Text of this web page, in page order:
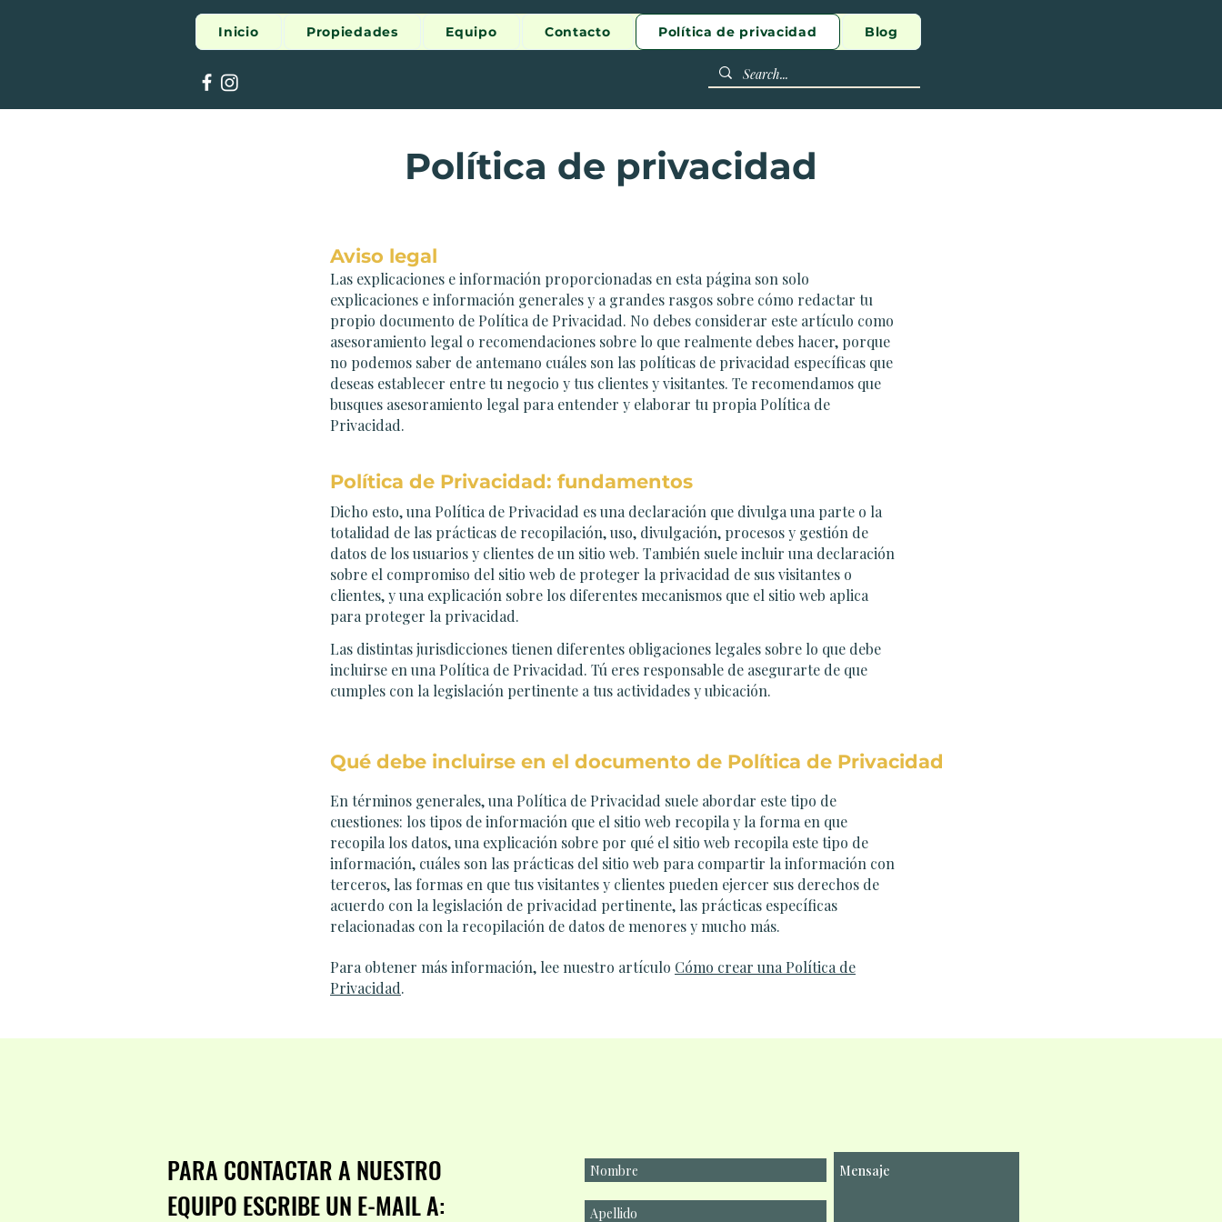
Inicio Propiedades Equipo Contacto Política de privacidad Blog
Política de privacidad
Aviso legal
Las explicaciones e información proporcionadas en esta página son solo
explicaciones e información generales y a grandes rasgos sobre cómo redactar tu
propio documento de Política de Privacidad. No debes considerar este artículo como
asesoramiento legal o recomendaciones sobre lo que realmente debes hacer, porque
no podemos saber de antemano cuáles son las políticas de privacidad específicas que
deseas establecer entre tu negocio y tus clientes y visitantes. Te recomendamos que
busques asesoramiento legal para entender y elaborar tu propia Política de
Privacidad.
Política de Privacidad: fundamentos
Dicho esto, una Política de Privacidad es una declaración que divulga una parte o la
totalidad de las prácticas de recopilación, uso, divulgación, procesos y gestión de
datos de los usuarios y clientes de un sitio web. También suele incluir una declaración
sobre el compromiso del sitio web de proteger la privacidad de sus visitantes o
clientes, y una explicación sobre los diferentes mecanismos que el sitio web aplica
para proteger la privacidad.
Las distintas jurisdicciones tienen diferentes obligaciones legales sobre lo que debe
incluirse en una Política de Privacidad. Tú eres responsable de asegurarte de que
cumples con la legislación pertinente a tus actividades y ubicación.
Qué debe incluirse en el documento de Política de Privacidad
En términos generales, una Política de Privacidad suele abordar este tipo de
cuestiones: los tipos de información que el sitio web recopila y la forma en que
recopila los datos, una explicación sobre por qué el sitio web recopila este tipo de
información, cuáles son las prácticas del sitio web para compartir la información con
terceros, las formas en que tus visitantes y clientes pueden ejercer sus derechos de
acuerdo con la legislación de privacidad pertinente, las prácticas específicas
relacionadas con la recopilación de datos de menores y mucho más.
Para obtener más información, lee nuestro artículo Cómo crear una Política de
Privacidad.
PARA CONTACTAR A NUESTRO
EQUIPO ESCRIBE UN E-MAIL A: